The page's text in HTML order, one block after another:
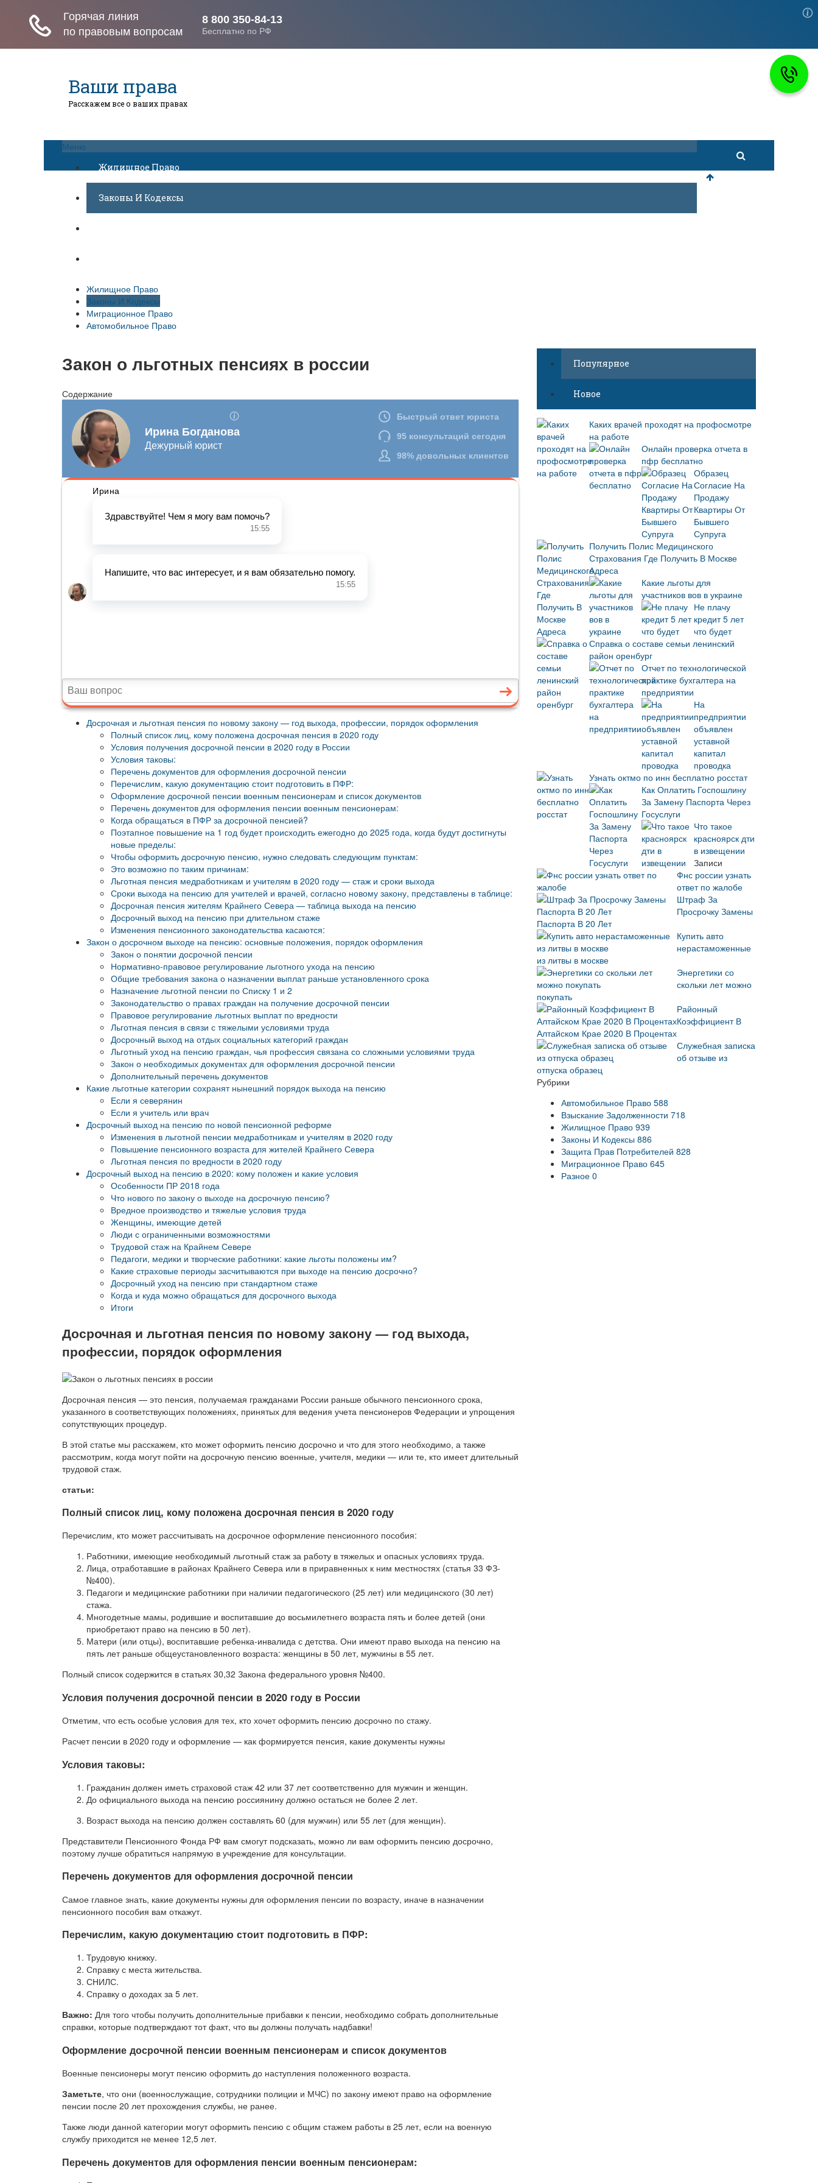
Ваши права
Расскажем все о ваших правах
Меню
Жилищное Право
Законы И Кодексы
Жилищное Право
Законы И Кодексы
Миграционное Право
Автомобильное Право
Закон о льготных пенсиях в россии
Содержание
Досрочная и льготная пенсия по новому закону — год выхода, профессии, порядок оформления
Полный список лиц, кому положена досрочная пенсия в 2020 году
Условия получения досрочной пенсии в 2020 году в России
Условия таковы:
Перечень документов для оформления досрочной пенсии
Перечислим, какую документацию стоит подготовить в ПФР:
Оформление досрочной пенсии военным пенсионерам и список документов
Перечень документов для оформления пенсии военным пенсионерам:
Когда обращаться в ПФР за досрочной пенсией?
Поэтапное повышение на 1 год будет происходить ежегодно до 2025 года, когда будут достигнуты
новые пределы:
Чтобы оформить досрочную пенсию, нужно следовать следующим пунктам:
Это возможно по таким причинам:
Льготная пенсия медработникам и учителям в 2020 году — стаж и сроки выхода
Сроки выхода на пенсию для учителей и врачей, согласно новому закону, представлены в таблице:
Досрочная пенсия жителям Крайнего Севера — таблица выхода на пенсию
Досрочный выход на пенсию при длительном стаже
Изменения пенсионного законодательства касаются:
Закон о досрочном выходе на пенсию: основные положения, порядок оформления
Закон о понятии досрочной пенсии
Нормативно-правовое регулирование льготного ухода на пенсию
Общие требования закона о назначении выплат раньше установленного срока
Назначение льготной пенсии по Списку 1 и 2
Законодательство о правах граждан на получение досрочной пенсии
Правовое регулирование льготных выплат по вредности
Льготная пенсия в связи с тяжелыми условиями труда
Досрочный выход на отдых социальных категорий граждан
Льготный уход на пенсию граждан, чья профессия связана со сложными условиями труда
Закон о необходимых документах для оформления досрочной пенсии
Дополнительный перечень документов
Какие льготные категории сохранят нынешний порядок выхода на пенсию
Если я северянин
Если я учитель или врач
Досрочный выход на пенсию по новой пенсионной реформе
Изменения в льготной пенсии медработникам и учителям в 2020 году
Повышение пенсионного возраста для жителей Крайнего Севера
Льготная пенсия по вредности в 2020 году
Досрочный выход на пенсию в 2020: кому положен и какие условия
Особенности ПР 2018 года
Что нового по закону о выходе на досрочную пенсию?
Вредное производство и тяжелые условия труда
Женщины, имеющие детей
Люди с ограниченными возможностями
Трудовой стаж на Крайнем Севере
Педагоги, медики и творческие работники: какие льготы положены им?
Какие страховые периоды засчитываются при выходе на пенсию досрочно?
Досрочный уход на пенсию при стандартном стаже
Когда и куда можно обращаться для досрочного выхода
Итоги
Досрочная и льготная пенсия по новому закону — год выхода,
профессии, порядок оформления
Досрочная пенсия — это пенсия, получаемая гражданами России раньше обычного пенсионного срока,
указанного в соответствующих положениях, принятых для ведения учета пенсионеров Федерации и упрощения
сопутствующих процедур.
В этой статье мы расскажем, кто может оформить пенсию досрочно и что для этого необходимо, а также
рассмотрим, когда могут пойти на досрочную пенсию военные, учителя, медики — или те, кто имеет длительный
трудовой стаж.
статьи:
Полный список лиц, кому положена досрочная пенсия в 2020 году
Перечислим, кто может рассчитывать на досрочное оформление пенсионного пособия:
Работники, имеющие необходимый льготный стаж за работу в тяжелых и опасных условиях труда.
Лица, отработавшие в районах Крайнего Севера или в приравненных к ним местностях (статья 33 ФЗ-
№400).
Педагоги и медицинские работники при наличии педагогического (25 лет) или медицинского (30 лет)
стажа.
Многодетные мамы, родившие и воспитавшие до восьмилетнего возраста пять и более детей (они
приобретают право на пенсию в 50 лет).
Матери (или отцы), воспитавшие ребенка-инвалида с детства. Они имеют право выхода на пенсию на
пять лет раньше общеустановленного возраста: женщины в 50 лет, мужчины в 55 лет.
Полный список содержится в статьях 30,32 Закона федерального уровня №400.
Условия получения досрочной пенсии в 2020 году в России
Отметим, что есть особые условия для тех, кто хочет оформить пенсию досрочно по стажу.
Расчет пенсии в 2020 году и оформление — как формируется пенсия, какие документы нужны
Условия таковы:
Гражданин должен иметь страховой стаж 42 или 37 лет соответственно для мужчин и женщин.
До официального выхода на пенсию россиянину должно остаться не более 2 лет.
Возраст выхода на пенсию должен составлять 60 (для мужчин) или 55 лет (для женщин).
Представители Пенсионного Фонда РФ вам смогут подсказать, можно ли вам оформить пенсию досрочно,
поэтому лучше обратиться напрямую в учреждение для консультации.
Перечень документов для оформления досрочной пенсии
Самое главное знать, какие документы нужны для оформления пенсии по возрасту, иначе в назначении
пенсионного пособия вам откажут.
Перечислим, какую документацию стоит подготовить в ПФР:
Трудовую книжку.
Справку с места жительства.
СНИЛС.
Справку о доходах за 5 лет.
Важно: Для того чтобы получить дополнительные прибавки к пенсии, необходимо собрать дополнительные
справки, которые подтверждают тот факт, что вы должны получать надбавки!
Оформление досрочной пенсии военным пенсионерам и список документов
Военные пенсионеры могут пенсию оформить до наступления положенного возраста.
Заметьте, что они (военнослужащие, сотрудники полиции и МЧС) по закону имеют право на оформление
пенсии после 20 лет прохождения службы, не ранее.
Также люди данной категории могут оформить пенсию с общим стажем работы в 25 лет, если на военную
службу приходится не менее 12,5 лет.
Перечень документов для оформления пенсии военным пенсионерам:
Популярное
Новое
Каких врачей проходят на профосмотре
на работе
Онлайн проверка отчета в
пфр бесплатно
Образец
Согласие На
Продажу
Квартиры От
Бывшего
Супруга
Получить Полис Медицинского
Страхования Где Получить В Москве
Адреса
Какие льготы для
участников вов в украине
Не плачу
кредит 5 лет
что будет
Справка о составе семьи ленинский
район оренбург
Отчет по технологической
практике бухгалтера на
предприятии
На
предприятии
объявлен
уставной
капитал
проводка
Узнать октмо по инн бесплатно росстат
Как Оплатить Госпошлину
За Замену Паспорта Через
Госуслуги
Что такое
красноярск дти
в извещении
Записи
Фнс россии узнать
ответ по жалобе
Штраф За
Просрочку Замены
Паспорта В 20 Лет
Купить авто
нерастаможенные
из литвы в москве
Энергетики со
скольки лет можно
покупать
Районный
Коэффициент В
Алтайском Крае 2020 В Процентах
Служебная записка
об отзыве из
отпуска образец
Рубрики
Автомобильное Право 588
Взыскание Задолженности 718
Жилищное Право 939
Законы И Кодексы 886
Защита Прав Потребителей 828
Миграционное Право 645
Разное 0